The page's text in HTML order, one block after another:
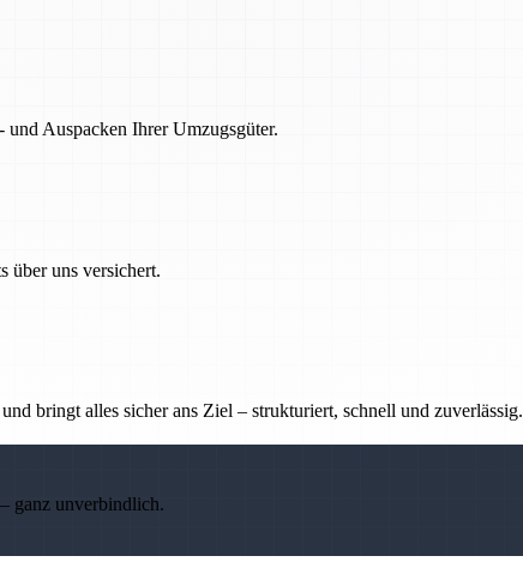
und Auspacken Ihrer Umzugsgüter.
über uns versichert.
bringt alles sicher ans Ziel – strukturiert, schnell und zuverlässig.
ganz unverbindlich.